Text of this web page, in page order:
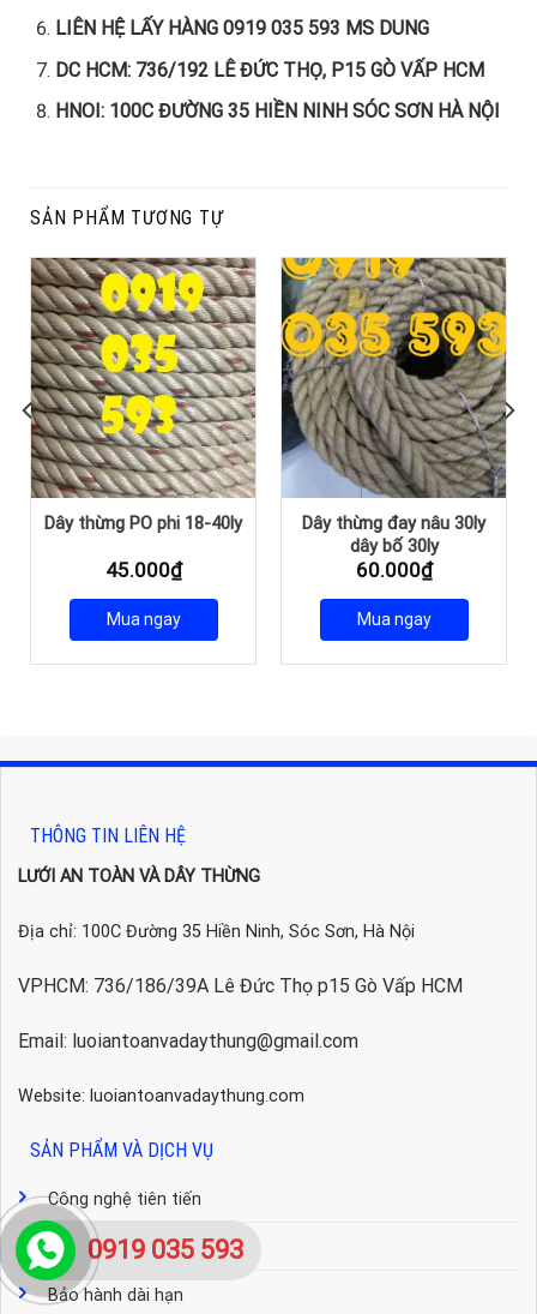
LIÊN HỆ LẤY HÀNG 0919 035 593 MS DUNG
DC HCM: 736/192 LÊ ĐỨC THỌ, P15 GÒ VẤP HCM
HNOI: 100C ĐƯỜNG 35 HIỀN NINH SÓC SƠN HÀ NỘI
SẢN PHẨM TƯƠNG TỰ
Dây thừng PO phi 18-40ly
45.000₫
Mua ngay
Dây thừng đay nâu 30ly
dây bố 30ly
60.000₫
Mua ngay
THÔNG TIN LIÊN HỆ
LƯỚI AN TOÀN VÀ DÂY THỪNG
Địa chỉ: 100C Đường 35 Hiền Ninh, Sóc Sơn, Hà Nội
VPHCM: 736/186/39A Lê Đức Thọ p15 Gò Vấp HCM
Email: luoiantoanvadaythung@gmail.com
Website: luoiantoanvadaythung.com
SẢN PHẨM VÀ DỊCH VỤ
Công nghệ tiên tiến
Dịch vụ chu đáo
Bảo hành dài hạn
0919 035 593